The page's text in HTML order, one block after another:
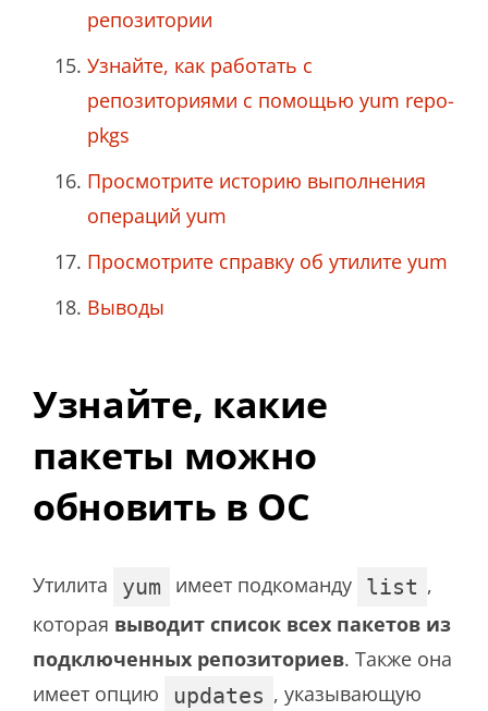
репозитории
Узнайте, как работать с
репозиториями с помощью yum repo-
pkgs
Просмотрите историю выполнения
операций yum
Просмотрите справку об утилите yum
Выводы
Узнайте, какие
пакеты можно
обновить в ОС
Утилита yum имеет подкоманду list ,
которая выводит список всех пакетов из
подключенных репозиториев. Также она
имеет опцию
updates , указывающую